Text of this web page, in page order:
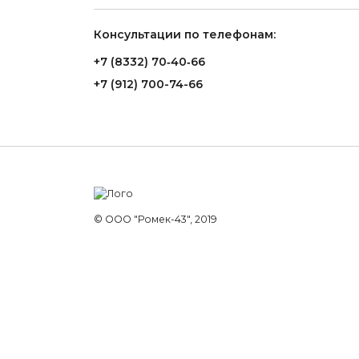
Консультации по телефонам:
+7 (8332) 70‑40‑66
+7 (912) 700-74-66
© ООО "Ромек-43", 2019